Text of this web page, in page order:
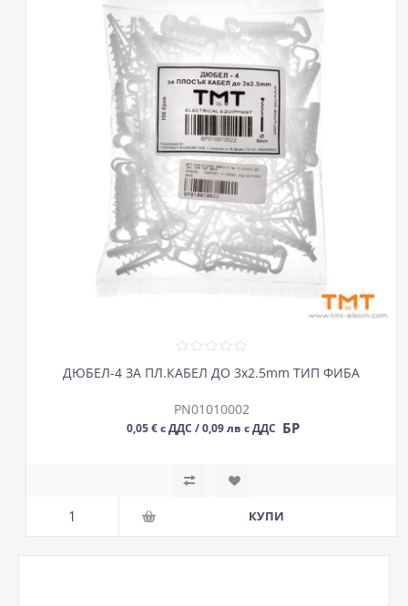
ДЮБЕЛ-4 ЗА ПЛ.КАБЕЛ ДО 3х2.5mm ТИП ФИБА
PN01010002
0,05 € с ДДС / 0,09 лв с ДДС БР